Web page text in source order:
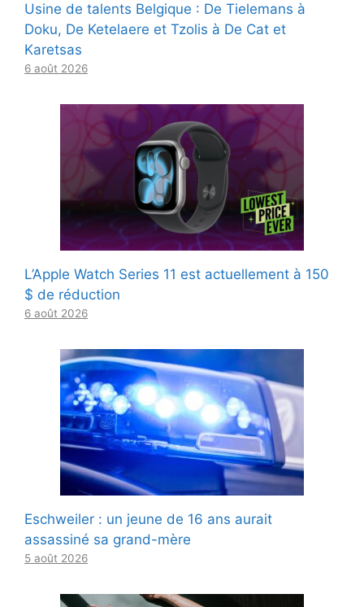
Usine de talents Belgique : De Tielemans à
Doku, De Ketelaere et Tzolis à De Cat et
Karetsas
6 août 2026
L’Apple Watch Series 11 est actuellement à 150
$ de réduction
6 août 2026
Eschweiler : un jeune de 16 ans aurait
assassiné sa grand-mère
5 août 2026